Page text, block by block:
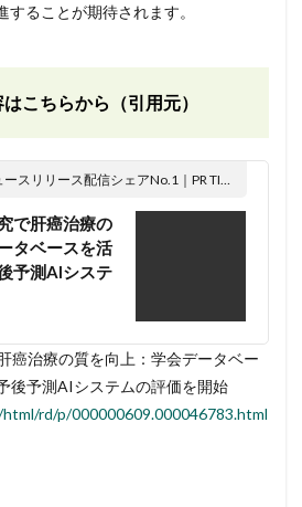
ることが期待されます。
こちらから（引用元）
リリース配信シェアNo.1｜PR TIMES
で肝癌治療の
タベースを活
予測AIシステ
癌治療の質を向上：学会データベー
後予測AIシステムの評価を開始
rd/p/000000609.000046783.html